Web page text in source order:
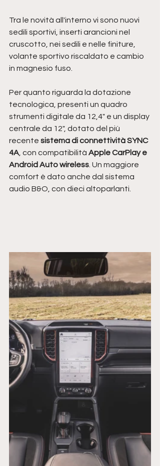
Tra le novità all'interno vi sono nuovi
sedili sportivi, inserti arancioni nel
cruscotto, nei sedili e nelle finiture,
volante sportivo riscaldato e cambio
in magnesio fuso.
Per quanto riguarda la dotazione
tecnologica, presenti un quadro
strumenti digitale da 12,4" e un display
centrale da 12", dotato del più
recente sistema di connettività SYNC
4A , con compatibilità Apple CarPlay e
Android Auto wireless . Un maggiore
comfort è dato anche dal sistema
audio B&O, con dieci altoparlanti.